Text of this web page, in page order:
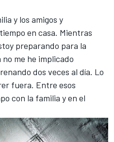
y los amigos y
en casa. Mientras
preparando para la
me he implicado
dos veces al día. Lo
fuera. Entre esos
con la familia y en el